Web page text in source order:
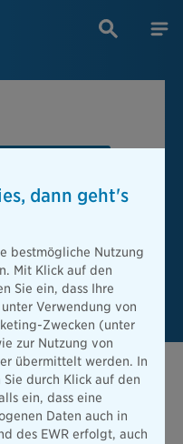
dann geht's
bestmögliche Nutzung
Mit Klick auf den
Sie ein, dass Ihre
Verwendung von
Zwecken (unter
zur Nutzung von
übermittelt werden. In
durch Klick auf den
ein, dass eine
Daten auch in
des EWR erfolgt, auch